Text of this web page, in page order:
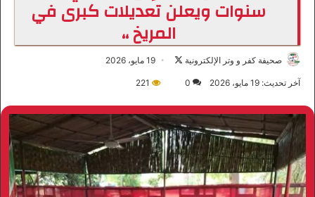
سنوات ويعلن تعديلات كبرى في
المريخ ،،
صحيفة كفر و وتر الإلكترونية
ع
ل
ى
X
19 مايو، 2026
آخر تحديث: 19 مايو، 2026 0
221